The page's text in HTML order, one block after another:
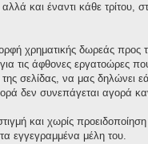
και έναντι κάθε
χρηματικής δωρεάς
τις άφθονες εργατοώρες
σελίδας, να μας δηλώνει
δεν συνεπάγεται αγορά
και χωρίς
εγγεγραμμένα μέλη του.